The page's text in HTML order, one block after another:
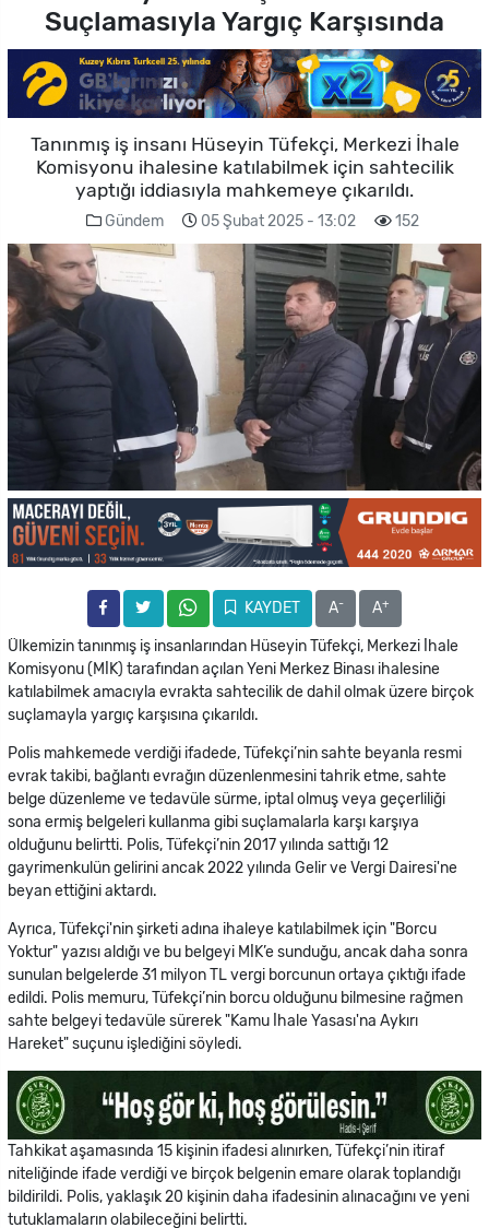
Suçlamasıyla Yargıç Karşısında
Tanınmış iş insanı Hüseyin Tüfekçi, Merkezi İhale
Komisyonu ihalesine katılabilmek için sahtecilik
yaptığı iddiasıyla mahkemeye çıkarıldı.
Gündem 05 Şubat 2025 - 13:02 152
KAYDET A- A+
Ülkemizin tanınmış iş insanlarından Hüseyin Tüfekçi, Merkezi İhale
Komisyonu (MİK) tarafından açılan Yeni Merkez Binası ihalesine
katılabilmek amacıyla evrakta sahtecilik de dahil olmak üzere birçok
suçlamayla yargıç karşısına çıkarıldı.
Polis mahkemede verdiği ifadede, Tüfekçi’nin sahte beyanla resmi
evrak takibi, bağlantı evrağın düzenlenmesini tahrik etme, sahte
belge düzenleme ve tedavüle sürme, iptal olmuş veya geçerliliği
sona ermiş belgeleri kullanma gibi suçlamalarla karşı karşıya
olduğunu belirtti. Polis, Tüfekçi’nin 2017 yılında sattığı 12
gayrimenkulün gelirini ancak 2022 yılında Gelir ve Vergi Dairesi'ne
beyan ettiğini aktardı.
Ayrıca, Tüfekçi'nin şirketi adına ihaleye katılabilmek için "Borcu
Yoktur" yazısı aldığı ve bu belgeyi MİK’e sunduğu, ancak daha sonra
sunulan belgelerde 31 milyon TL vergi borcunun ortaya çıktığı ifade
edildi. Polis memuru, Tüfekçi’nin borcu olduğunu bilmesine rağmen
sahte belgeyi tedavüle sürerek "Kamu İhale Yasası'na Aykırı
Hareket" suçunu işlediğini söyledi.
Tahkikat aşamasında 15 kişinin ifadesi alınırken, Tüfekçi’nin itiraf
niteliğinde ifade verdiği ve birçok belgenin emare olarak toplandığı
bildirildi. Polis, yaklaşık 20 kişinin daha ifadesinin alınacağını ve yeni
tutuklamaların olabileceğini belirtti.